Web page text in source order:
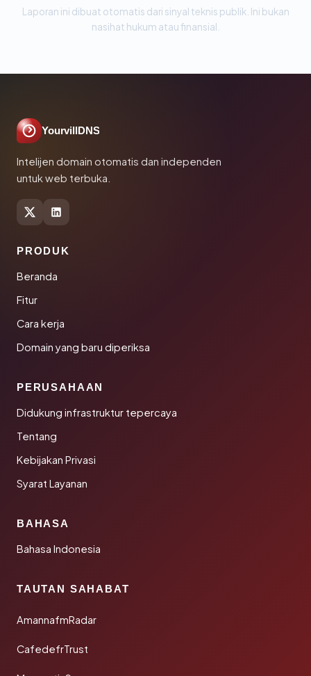
Laporan ini dibuat otomatis dari sinyal teknis publik. Ini bukan
nasihat hukum atau finansial.
YourvillDNS
Intelijen domain otomatis dan independen
untuk web terbuka.
PRODUK
Beranda
Fitur
Cara kerja
Domain yang baru diperiksa
PERUSAHAAN
Didukung infrastruktur tepercaya
Tentang
Kebijakan Privasi
Syarat Layanan
BAHASA
Bahasa Indonesia
TAUTAN SAHABAT
AmannafmRadar
CafedefrTrust